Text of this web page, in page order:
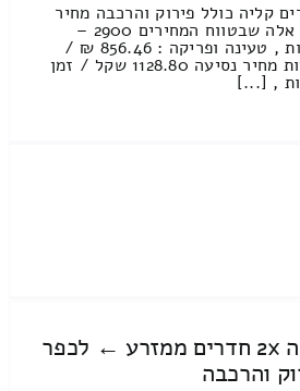
קליה כולל פירוק והרכבה מחיר
מחירון: 2335.28 ₪ / אלה שבטווח המחירים 2900 –
2200 ₪ עבודות סבלות , טעינה ופריקה : 856.46 ₪ /
זמן : 22 דקות 36 שניות מחיר נסיעה 1128.80 שקל / זמן
מחיר העברת דירה 2x חדרים ממזרע ← לכפר
והרכבה